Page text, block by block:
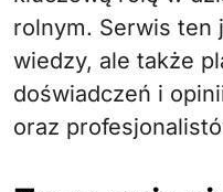
rolnym. Serwis ten
wiedzy, ale także
doświadczeń i
oraz